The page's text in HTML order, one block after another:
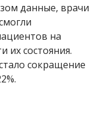
данные, врачи
на
их состояния.
сокращение